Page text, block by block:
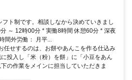
ト制です。相談しなから決めていきまし
～ 12時00分 * 実働8時間 休憩60分 * 深夜
間外労働： 月平...
任せするのは、お餅やあんこを作る仕込み
投入し「米（粉）を餅」に「小豆をあん
の作業をメインに担当していただきま